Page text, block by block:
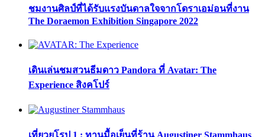
ชมงานศิลป์ที่ได้รับแรงบันดาลใจจากโดราเอม่อนที่งาน
The Doraemon Exhibition Singapore 2022
เดินเล่นชมสวนธีมดาว Pandora ที่ Avatar: The
Experience สิงคโปร์